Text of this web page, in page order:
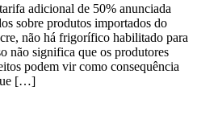
adicional de 50% anunciada
sobre produtos importados do
não há frigorífico habilitado para
não significa que os produtores
podem vir como consequência
[…]